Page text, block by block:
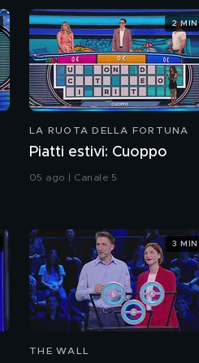
LA RUOTA DELLA FORTUNA
Piatti estivi: Cuoppo
05 ago | Canale 5
2 MIN
THE WALL
3 MIN